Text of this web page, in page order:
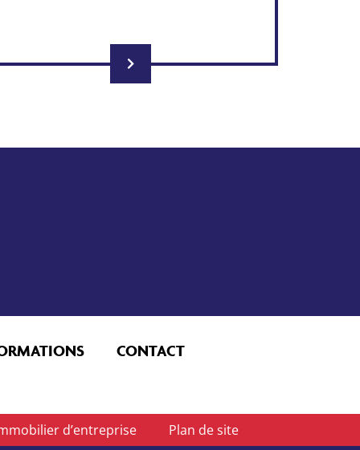
CONTACT
d’entreprise Plan de site